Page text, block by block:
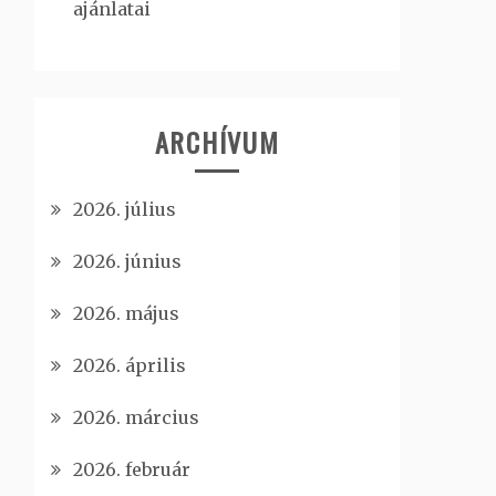
ajánlatai
ARCHÍVUM
2026. július
2026. június
2026. május
2026. április
2026. március
2026. február